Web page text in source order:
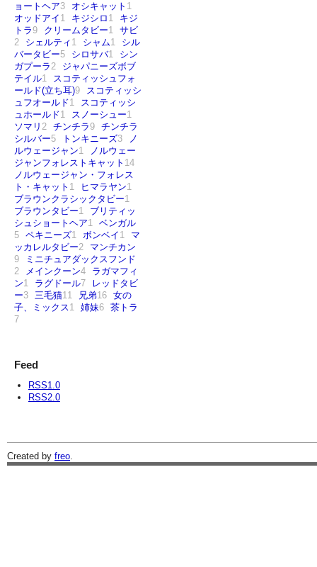
ョートヘア3 オシキャット 1
オッドアイ 1 キジシロ 1
キジ
トラ9 クリームタビー1 サビ
2
シェルティ 1 シャム1
シル
バータビー5 シロサバ1
シン
ガプーラ2
ジャパニーズボブ
テイル1
スコティッシュフォ
ールド(立ち耳)9
スコティッシ
ュフオールド1
スコティッシ
ュホールド1 スノーシュー1
ソマリ 2 チンチラ9 チンチラ
シルバー5 トンキニーズ3
ノ
ルウェージャン1
ノルウェー
ジャンフォレストキャット 14
ノルウェージャン・フォレス
ト・キャット 1 ヒマラヤン1
ブラウンクラシックタビー1
ブラウンタビー1
ブリティッ
シュショートヘア1 ベンガル
5 ペキニーズ1 ボンベイ 1
マ
ッカレルタビー2
マンチカン
9
ミニチュアダックスフンド
2
メインクーン4
ラガマフィ
ン1 ラグドール7
レッドタビ
ー3 三毛猫11 兄弟16 女の
子、ミックス1 姉妹6 茶トラ
7
Feed
RSS1.0
RSS2.0
Created by freo.